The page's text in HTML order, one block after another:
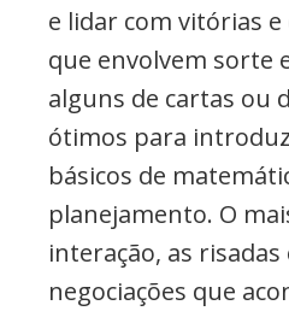
e lidar com vitórias
que envolvem sorte
alguns de cartas ou
ótimos para
básicos de
planejamento. O
interação, as
negociações que